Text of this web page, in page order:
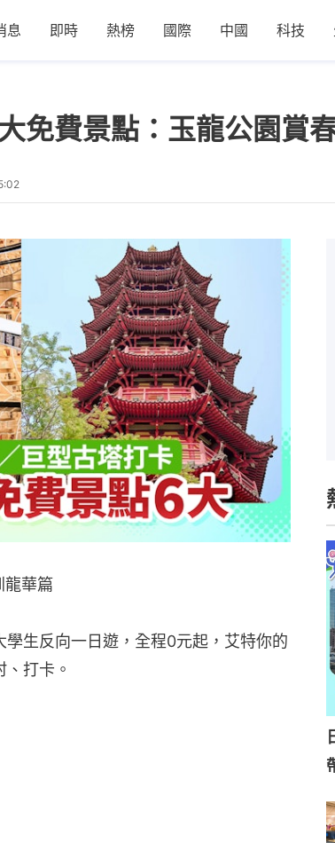
息 即時 熱榜 國際 中國 科技
免費景點：玉龍公園賞
華篇
生反向一日遊，全程0元起，艾特你的
打卡。